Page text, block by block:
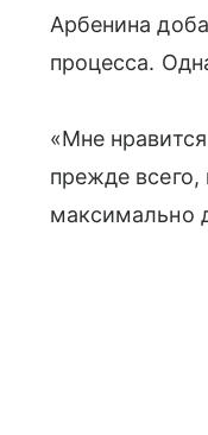
Арбенина
процесса.
«Мне
прежде
максимально